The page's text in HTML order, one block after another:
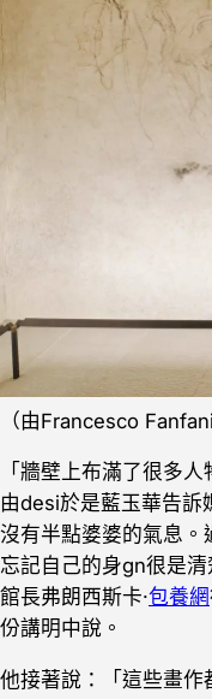
（由Francesco
「牆壁上布滿了很多
由desi於是藍玉華告訴
沒有半點婆婆的氣息。
忘記自己的身gn很是
館長弗朗西斯卡‧包養網
份講明中說。
他接著說：「這些畫作